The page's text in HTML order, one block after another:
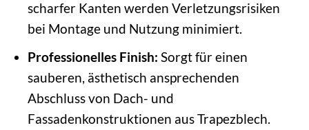
scharfer Kanten werden Verletzungsrisiken
bei Montage und Nutzung minimiert.
Professionelles Finish: Sorgt für einen
sauberen, ästhetisch ansprechenden
Abschluss von Dach- und
Fassadenkonstruktionen aus Trapezblech.